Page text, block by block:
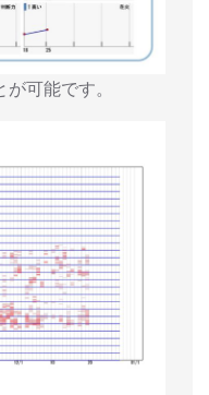
可能です。